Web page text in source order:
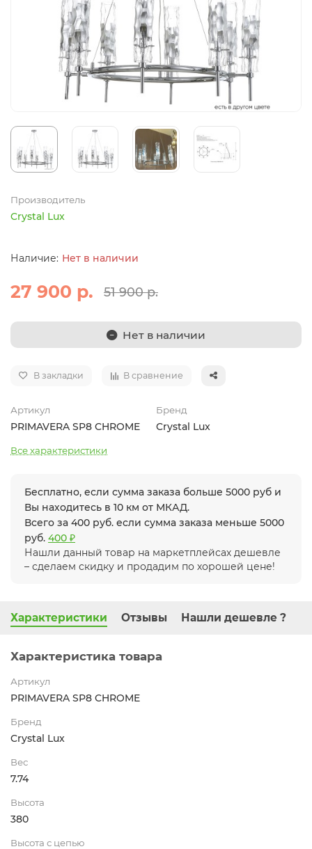
Производитель
Crystal Lux
Нет в наличии
27 900 р. 51 900 р.
Нет в наличии
В закладки В сравнение
Артикул
PRIMAVERA SP8 CHROME
Бренд
Crystal Lux
Все характеристики
Бесплатно, если сумма заказа больше 5000 руб и
Вы находитесь в 10 км от МКАД.
Всего за 400 руб. если сумма заказа меньше 5000
руб. 400 ₽
Нашли данный товар на маркетплейсах дешевле
– сделаем скидку и продадим по хорошей цене!
Характеристики Отзывы Нашли дешевле ?
Характеристика товара
Артикул
PRIMAVERA SP8 CHROME
Бренд
Crystal Lux
Вес
7.74
Высота
380
Высота с цепью